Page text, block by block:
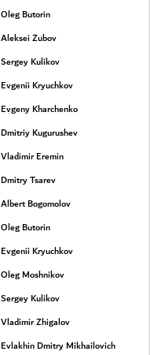
Oleg Butorin
Aleksei Zubov
Sergey Kulikov
Evgenii Kryuchkov
Evgeny Kharchenko
Dmitriy Kugurushev
Vladimir Eremin
Dmitry Tsarev
Albert Bogomolov
Oleg Butorin
Evgenii Kryuchkov
Oleg Moshnikov
Sergey Kulikov
Vladimir Zhigalov
Evlakhin Dmitry Mikhailovich